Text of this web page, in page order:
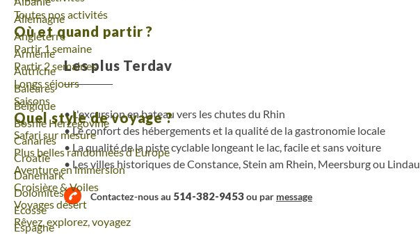
Voyage
Allemagne
Voyage
Angleterre
Voyage
Arménie
Voyage
Autriche
Voyage
Baléares
Voyage
Belgique
Voyage
Bosnie Herzégovine
Voyage
Canaries
Voyage
Croatie
Voyage
Danemark
Voyage
Dolomites
Voyage
Ecosse
Voyage
Espagne
Toutes nos activités
Où et quand partir ?
Partir 1 semaine
Partir 2 semaines
Longs séjours
Saisons
Quel style de voyage ?
Safari sur mesure
Plus belles randonnées d'Europe
Aventure en immersion
Croisière & Voiles
Voyages désert
Rêvez, explorez, voyagez
Les plus Terdav
L'excursion en bateau vers les chutes du Rhin
Le confort des hébergements et la qualité de la gastronomie locale
La qualité de la piste cyclable longeant le lac, facile et sans voiture
Les villes historiques de Constance, Stein am Rhein, Meersburg ou Lindau
Contactez-nous au 514-382-9453ou par message